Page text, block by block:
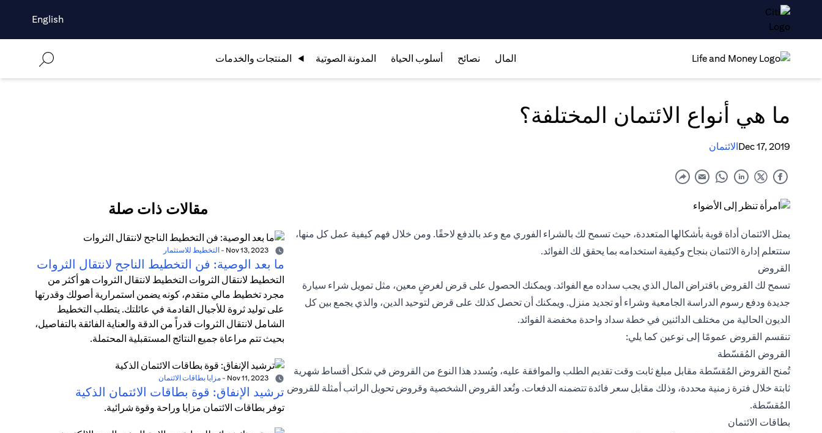
English
المال نصائح أسلوب الحياة المدونة الصوتية المنتجات والخدمات
ما هي أنواع الائتمان المختلفة؟
Dec 17, 2019الائتمان
يمثل الائتمان أداة قوية بأشكالها المتعددة، حيث تسمح لك بالشراء الفوري مع وعد بالدفع لاحقًا. ومن خلال فهم كيفية عمل كل منها،
ستتعلم إدارة الائتمان بنجاح وكيفية استخدامه بما يحقق لك الفوائد.
القروض
تسمح لك القروض باقتراض المال الذي يجب سداده مع الفوائد. ويمكنك الحصول على قرض لغرضٍ معين، مثل تمويل شراء سيارة
جديدة ودفع رسوم الدراسة الجامعية وشراء أو تجديد منزل. ويمكنك أن تحصل كذلك على قرض لتوحيد الدين، والذي يجمع بين كل
الديون الحالية من مختلف الدائنين في خطة سداد واحدة مخفضة الفوائد.
تنقسم القروض عمومًا إلى نوعين كما يلي:
القروض المُقسّطة
تُمنح القروض المُقسّطة مقابل مبلغ ثابت وقت تقديم الطلب والموافقة عليه، ويُسدد هذا النوع من القروض في شكل أقساط شهرية
ثابتة خلال فترة زمنية محددة، وذلك مقابل سعر فائدة تتضمنه الدفعات. وتُعد القروض الشخصية وقروض تحويل الراتب أمثلة للقروض
المُقسّطة.
بطاقات الائتمان
مقالات ذات صلة
- التخطيط للاستثمار
ما بعد الوصية: فن التخطيط الناجح لانتقال الثروات
التخطيط لانتقال الثروات التخطيط لانتقال الثروات هو أكثر من
مجرد تخطيط مالي متقدم، كونه يضمن استمرارية أصولك وقدرتها
على توليد ثروة للأجيال القادمة في عائلتك. يتطلب التخطيط
الشامل لانتقال الثروات قدراً من الدقة والعناية الفائقة بالتفاصيل،
بحيث تتم مراعاة جميع النتائج المستقبلية المحتملة.
- مزايا بطاقات الائتمان
ترشيد الإنفاق: قوة بطاقات الائتمان الذكية
توفر بطاقات الائتمان مزايا وراحة وقوة شرائية.